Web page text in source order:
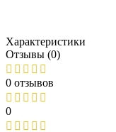
Характеристики
Отзывы (0)
0 отзывов
0